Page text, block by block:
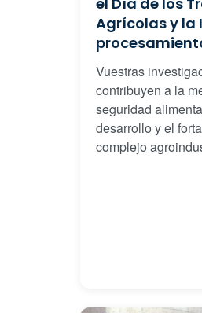
Agrícolas y la
Vuestras
contribuyen a la
seguridad
desarrollo y el
complejo